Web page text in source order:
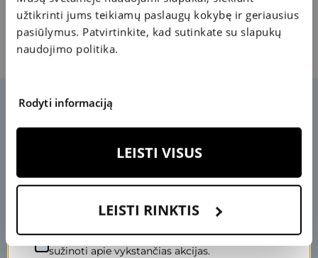
užtikrinti jums teikiamų paslaugų kokybę ir geriausius
pasiūlymus. Patvirtinkite, kad sutinkate su slapukų
naudojimo politika.
Rodyti informaciją
LEISTI VISUS
LEISTI RINKTIS
tinkamai susirikiuoti;
Kai kuriems vaikams dėl žvairumo gali išsivystyti akis
tinginė, kurią tokiu atveju reikia gydyti pirmiausiai.
KUPONAS
M
A
IS
T
O
P
A
P
IL
D
A
I
A
K
IM
S
Įveskite savo el. pašto adresą, kad pasuktumėte ratą.
Sutinku gauti specialius pasiūlymus ir pirmas
sužinoti apie vykstančias akcijas.